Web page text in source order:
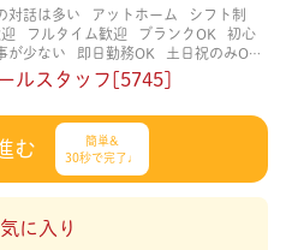
対話は多い アットホーム
シフト制
フルタイム歓迎 ブランクOK
初心
が少ない 即日勤務OK
土日祝のみOK
OK 決められた時間できっちり
歓迎 自分の都合に合わせやすい
ルスタッフ[5745]
む
簡単&
30秒で完了♩
に入り